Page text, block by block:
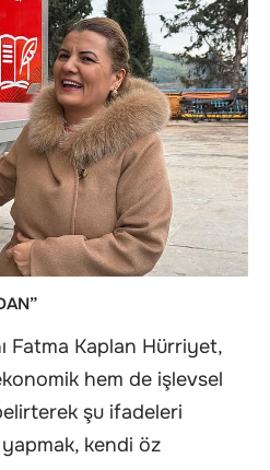
Fatma Kaplan Hürriyet,
hem de işlevsel
şu ifadeleri
kendi öz